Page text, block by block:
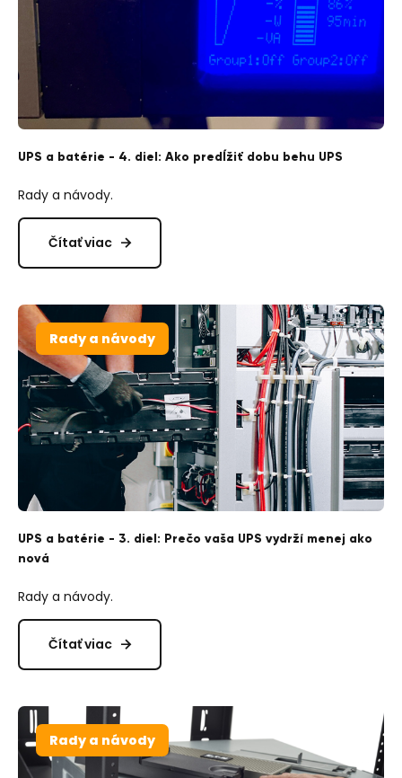
UPS a batérie - 4. diel: Ako predĺžiť dobu behu UPS
Rady a návody.
Čítať viac
Rady a návody
UPS a batérie - 3. diel: Prečo vaša UPS vydrží menej ako
nová
Rady a návody.
Čítať viac
Rady a návody